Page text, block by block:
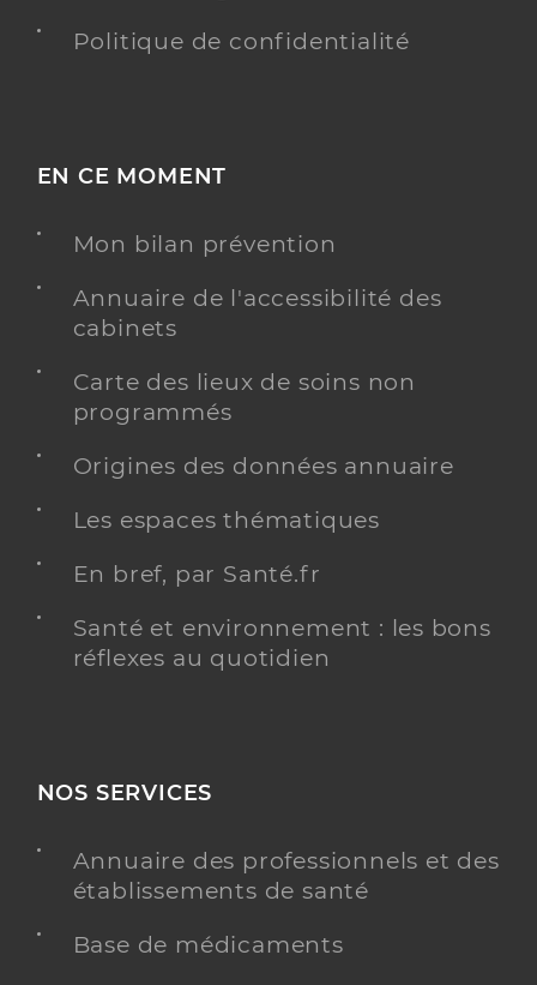
Politique de confidentialité
EN CE MOMENT
Mon bilan prévention
Annuaire de l'accessibilité des
cabinets
Carte des lieux de soins non
programmés
Origines des données annuaire
Les espaces thématiques
En bref, par Santé.fr
Santé et environnement : les bons
réflexes au quotidien
NOS SERVICES
Annuaire des professionnels et des
établissements de santé
Base de médicaments